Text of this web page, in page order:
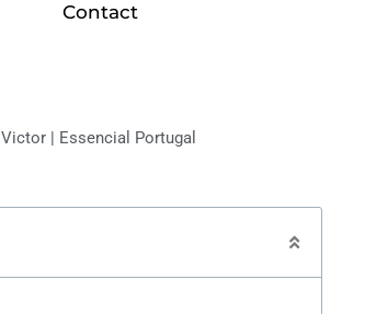
Contact
Victor | Essencial Portugal